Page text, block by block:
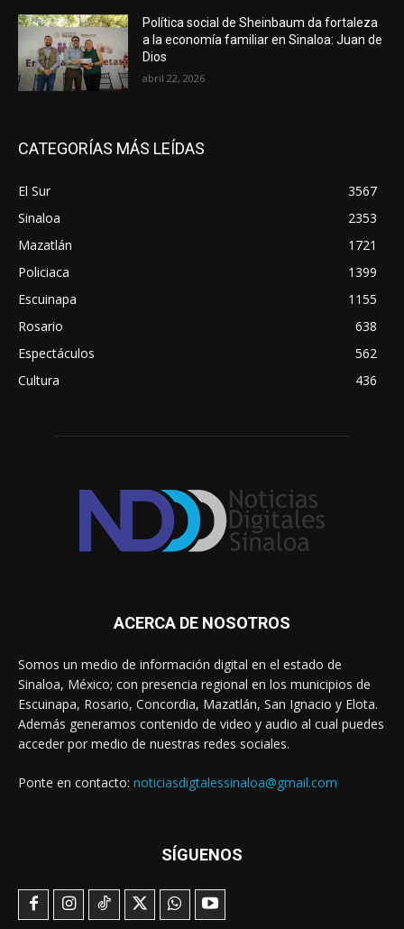
Política social de Sheinbaum da fortaleza
a la economía familiar en Sinaloa: Juan de
Dios
abril 22, 2026
CATEGORÍAS MÁS LEÍDAS
El Sur
3567
Sinaloa
2353
Mazatlán
1721
Policiaca
1399
Escuinapa
1155
Rosario
638
Espectáculos
562
Cultura
436
ACERCA DE NOSOTROS
Somos un medio de información digital en el estado de
Sinaloa, México; con presencia regional en los municipios de
Escuinapa, Rosario, Concordia, Mazatlán, San Ignacio y Elota.
Además generamos contenido de video y audio al cual puedes
acceder por medio de nuestras redes sociales.
Ponte en contacto: noticiasdigtalessinaloa@gmail.com
SÍGUENOS